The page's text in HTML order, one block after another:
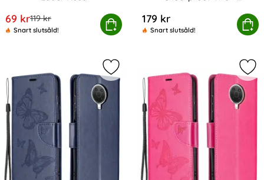
rea pris
69 krtidigare pris
119 kr
Snart slutsåld!
Köp
Nokia G10 / G20 Fodral Litchi Läder Rosa
179 kr
Snart slutsåld!
Köp
IMAK Nokia G10 / G20 Skal
Markera nokia G10 / G20 Fodral